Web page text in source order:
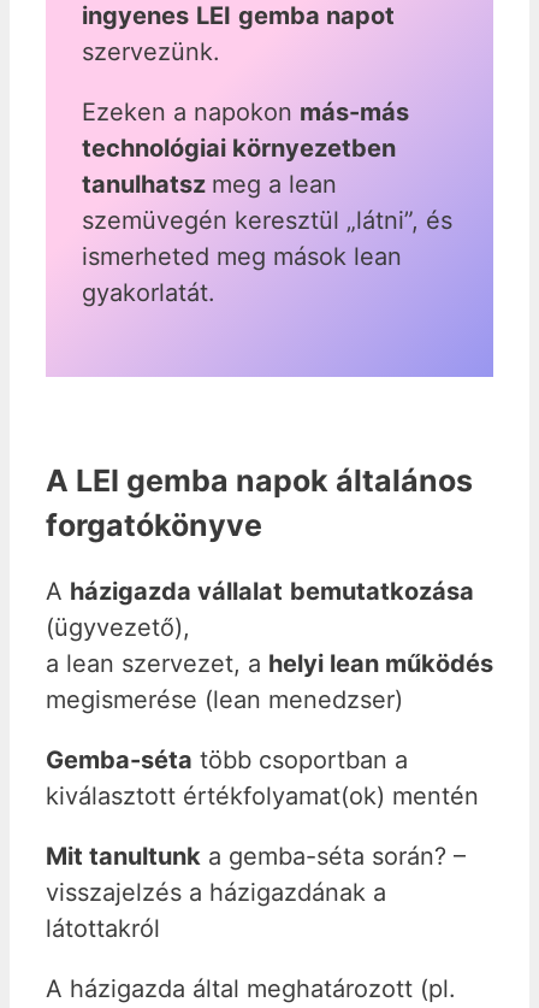
ingyenes LEI gemba napot
szervezünk.
Ezeken a napokon más-más
technológiai környezetben
tanulhatsz meg a lean
szemüvegén keresztül „látni”, és
ismerheted meg mások lean
gyakorlatát.
A LEI gemba napok általános
forgatókönyve
A házigazda vállalat bemutatkozása
(ügyvezető),
a lean szervezet, a helyi lean működés
megismerése (lean menedzser)
Gemba-séta több csoportban a
kiválasztott értékfolyamat(ok) mentén
Mit tanultunk a gemba-séta során? –
visszajelzés a házigazdának a
látottakról
A házigazda által meghatározott (pl.